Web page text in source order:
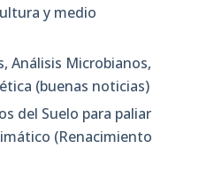
y medio
Análisis Microbianos,
(buenas noticias)
del Suelo para paliar
(Renacimiento